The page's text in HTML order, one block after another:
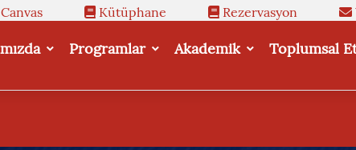
Canvas Kütüphane Rezervasyon
Programlar Akademik Toplumsal